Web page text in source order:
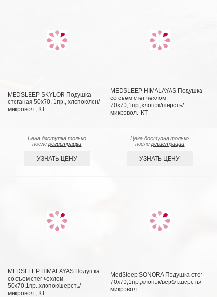
MEDSLEEP SKYLOR Подушка
стеганая 50х70, 1пр., хлопок/лен/
микровол., КТ
Цена доступна только
послерегистрации
УЗНАТЬ ЦЕНУ
MEDSLEEP HIMALAYAS Подушка
со съем стег чехлом
70х70,1пр.,хлопок/шерсть/
микровол., КТ
Цена доступна только
послерегистрации
УЗНАТЬ ЦЕНУ
MEDSLEEP HIMALAYAS Подушка
со съем стег чехлом
50х70,1пр.,хлопок/шерсть/
микровол., КТ
MedSleep SONORA Подушка стег
70х70,1пр.,хлопок/вербл.шерсть/
микровол.